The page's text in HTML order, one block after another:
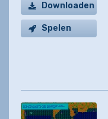
Downloaden
Spelen